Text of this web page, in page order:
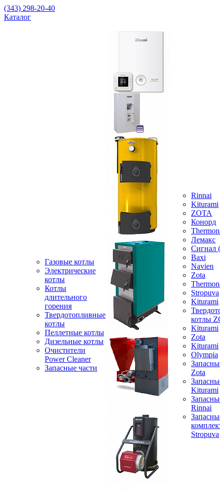
(343) 298-20-40
Каталог
Газовые котлы
Электрические
котлы
Котлы
длительного
горения
Твердотопливные
котлы
Пеллетные котлы
Дизельные котлы
Очистители
Power Cleaner
Запасные части
Rinnai
Kiturami
ZOTA
Конорд
Лемакс
Baxi
Navien
Zota
Stropuva
Kiturami
котлы
Kiturami
Zota
Kiturami
Olympia
Zota
Kiturami
Rinnai
Stropuva